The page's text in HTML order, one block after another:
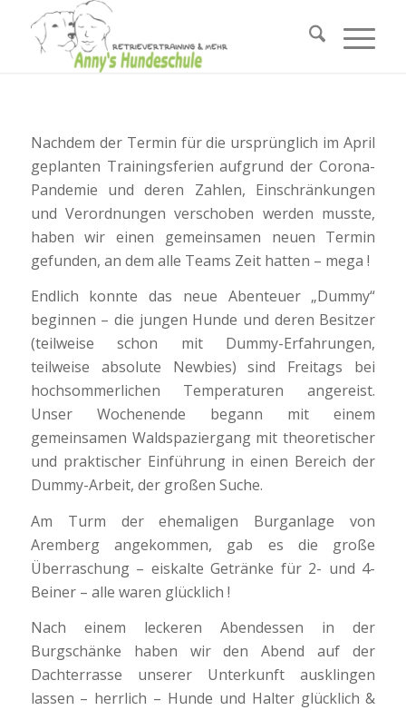
Nachdem der Termin für die ursprünglich im April
geplanten Trainingsferien aufgrund der Corona-
Pandemie und deren Zahlen, Einschränkungen
und Verordnungen verschoben werden musste,
haben wir einen gemeinsamen neuen Termin
gefunden, an dem alle Teams Zeit hatten – mega !
Endlich konnte das neue Abenteuer „Dummy“
beginnen – die jungen Hunde und deren Besitzer
(teilweise schon mit Dummy-Erfahrungen,
teilweise absolute Newbies) sind Freitags bei
hochsommerlichen Temperaturen angereist.
Unser Wochenende begann mit einem
gemeinsamen Waldspaziergang mit theoretischer
und praktischer Einführung in einen Bereich der
Dummy-Arbeit, der großen Suche.
Am Turm der ehemaligen Burganlage von
Aremberg angekommen, gab es die große
Überraschung – eiskalte Getränke für 2- und 4-
Beiner – alle waren glücklich !
Nach einem leckeren Abendessen in der
Burgschänke haben wir den Abend auf der
Dachterrasse unserer Unterkunft ausklingen
lassen – herrlich – Hunde und Halter glücklich &